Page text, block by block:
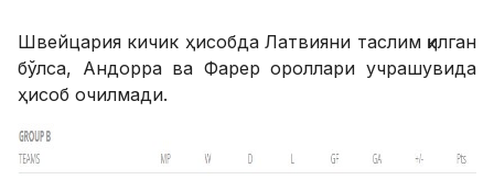
Швейцария кичик ҳисобда Латвияни таслим қилган
бўлса, Андорра ва Фарер ороллари учрашувида
ҳисоб очилмади.